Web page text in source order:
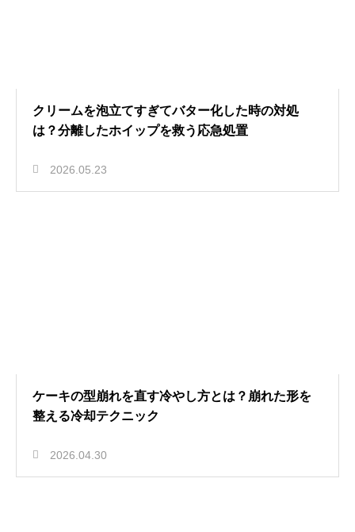
クリームを泡立てすぎてバター化した時の対処
は？分離したホイップを救う応急処置
2026.05.23
ケーキの型崩れを直す冷やし方とは？崩れた形を
整える冷却テクニック
2026.04.30